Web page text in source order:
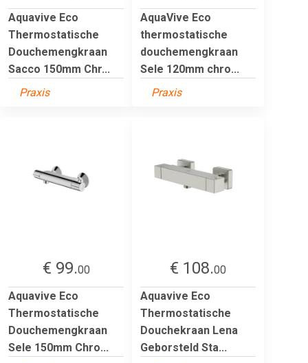
Aquavive Eco
Thermostatische
Douchemengkraan
Sacco 150mm Chr...
Praxis
AquaVive Eco
thermostatische
douchemengkraan
Sele 120mm chro...
Praxis
€ 99.00
Aquavive Eco
Thermostatische
Douchemengkraan
Sele 150mm Chro...
€ 108.00
Aquavive Eco
Thermostatische
Douchekraan Lena
Geborsteld Sta...